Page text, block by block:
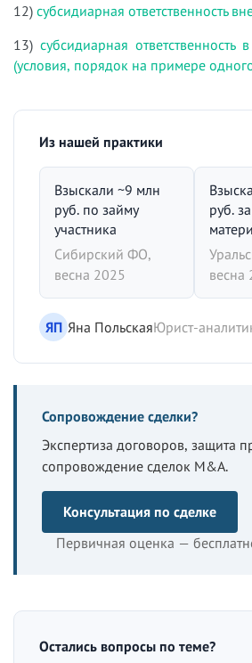
12) субсидиарная ответственность
13) субсидиарная ответственность
(условия, порядок на примере
Из нашей практики
Взыскали ~9 млн
руб. по займу
участника
Сибирский ФО,
весна 2025
руб.
весна
ЯП Яна ПольскаяЮрист-
Сопровождение сделки?
Экспертиза договоров, защита
сопровождение сделок M&A.
Консультация по сделке
Первичная оценка —
Остались вопросы по теме?